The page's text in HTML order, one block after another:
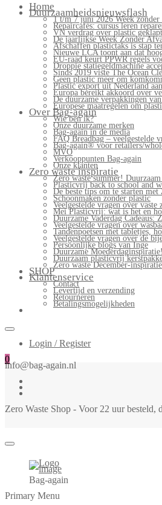
Home
Duurzaamheidsnieuwsflash
1 t/m 7 juni 2026 Week zonder
Repaircafés: cursus leren
VN verdrag over plastic
De jaarlijkse Week Zonder
Afschaffen plastictaks is stap
Nieuwe LCA toont aan dat
EU-raad keurt PPWR regels
Droppie statiegeldmachine
Sinds 2019 viste The Ocean
Geen plastic meer om
Plastic export uit Nederland
Europa bereikt akkoord over
De duurzame verpakkingen
Europese maatregelen om
Over Bag-again
Wie ben ik?
Onze duurzame merken
Bag-again in de media
FAQ Breadbag – veelgestelde
Bag-again® voor retailers/
MVO
Verkooppunten Bag-again
Onze klanten
Zero waste inspiratie
Zero waste summer!
Plasticvrij back to school and
De beste tips om te starten met
Schoonmaken zonder plastic
Veelgestelde vragen over
Mei Plasticvrij: wat is het en
Duurzame Vaderdag Cadeaus:
Veelgestelde vragen over
Tandenpoetsen met tabletjes,
Veelgestelde vragen over de
Persoonlijke blogs van Inge
Duurzame Moederdaginspiratie!
Duurzaam plasticvrij
Zero waste December-inspiratie
SHOP
Klantenservice
Contact
Levertijd en verzending
Retourneren
Betalingsmogelijkheden
Login / Register
0
info@bag-again.nl
Zero Waste Shop - Voor 22 uur
Bag-again
Primary Menu